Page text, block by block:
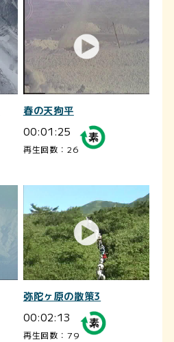
春の天狗平
00:01:25
再生回数：26
弥陀ヶ原の散策3
00:02:13
再生回数：79